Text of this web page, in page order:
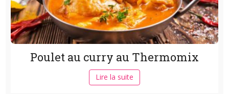
Poulet au curry au Thermomix
Lire la suite